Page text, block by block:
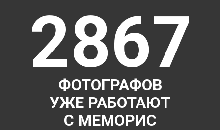
ФОТОГРАФОВ
УЖЕ РАБОТАЮТ
С МЕМОРИС
2867